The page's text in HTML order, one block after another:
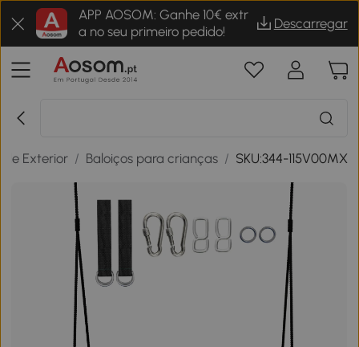
APP AOSOM: Ganhe 10€ extr
a no seu primeiro pedido!
Descarregar
Exterior / Baloiços para crianças / SKU:344-115V00MX